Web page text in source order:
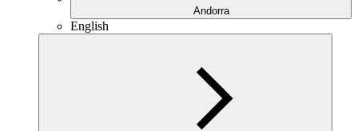
Andorra
English